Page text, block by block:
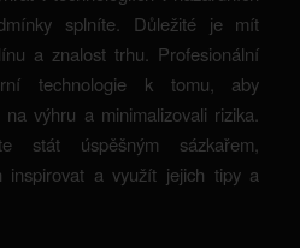
splníte. Důležité je mít
a znalost trhu. Profesionální
technologie k tomu, aby
výhru a minimalizovali rizika.
stát úspěšným sázkařem,
inspirovat a využít jejich tipy a